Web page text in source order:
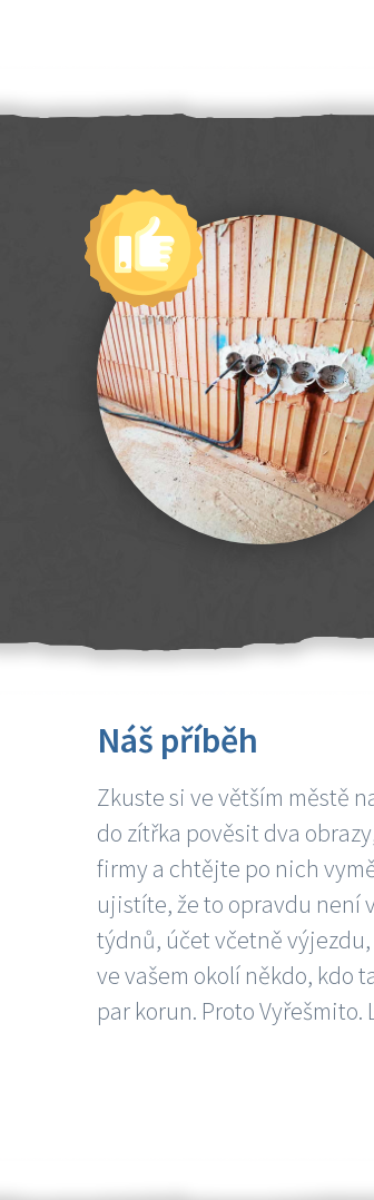
Náš příběh
Zkuste si ve větším městě
do zítřka pověsit dva
firmy a chtějte po nich
ujistíte, že to opravdu není
týdnů, účet včetně
ve vašem okolí někdo, kdo
par korun. Proto Vyřešmito.